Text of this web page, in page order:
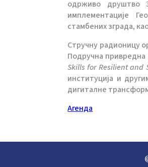
одрживо друштво
имплементације
стамбених зграда,
Стручну радионицу
Подручна привредна
Skills for Resilient and
институција и
дигиталне
Агенда